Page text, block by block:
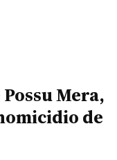
Mera,
de